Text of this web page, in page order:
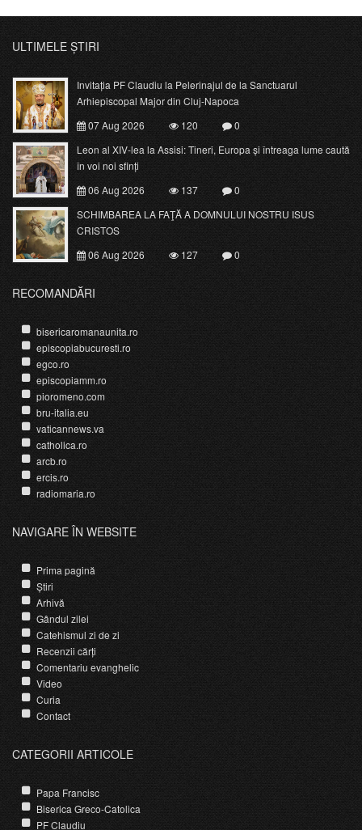
ULTIMELE ȘTIRI
Invitația PF Claudiu la Pelerinajul de la Sanctuarul
Arhiepiscopal Major din Cluj-Napoca
07 Aug 2026
120
0
Leon al XIV-lea la Assisi: Tineri, Europa și întreaga lume caută
în voi noi sfinți
06 Aug 2026
137
0
SCHIMBAREA LA FAŢĂ A DOMNULUI NOSTRU ISUS
CRISTOS
06 Aug 2026
127 0
RECOMANDĂRI
bisericaromanaunita.ro
episcopiabucuresti.ro
egco.ro
episcopiamm.ro
pioromeno.com
bru-italia.eu
vaticannews.va
catholica.ro
arcb.ro
ercis.ro
radiomaria.ro
NAVIGARE ÎN WEBSITE
Prima pagină
Știri
Arhivă
Gândul zilei
Catehismul zi de zi
Recenzii cărți
Comentariu evanghelic
Video
Curia
Contact
CATEGORII ARTICOLE
Papa Francisc
Biserica Greco-Catolica
PF Claudiu